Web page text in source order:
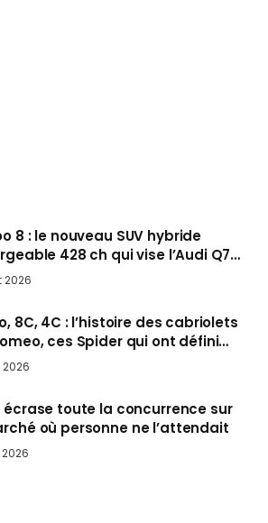
8 : le nouveau SUV hybride
428 ch qui vise l’Audi Q7
Europe cet automne
2026
8C, 4C : l’histoire des cabriolets
ces Spider qui ont défini
rouler cheveux au vent
2026
écrase toute la concurrence sur
où personne ne l’attendait
2026